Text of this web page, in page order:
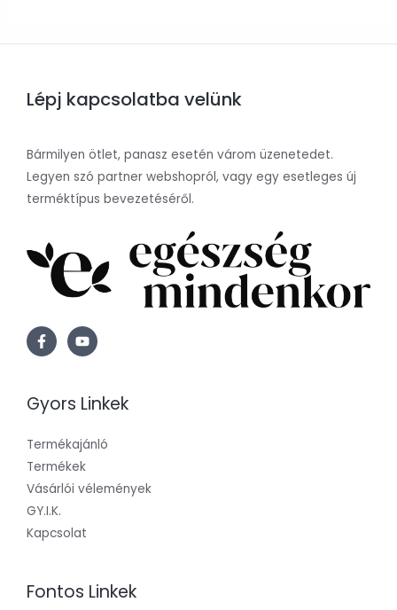
Lépj kapcsolatba velünk
Bármilyen ötlet, panasz esetén várom üzenetedet.
Legyen szó partner webshopról, vagy egy esetleges új
terméktípus bevezetéséről.
Gyors Linkek
Termékajánló
Termékek
Vásárlói vélemények
GY.I.K.
Kapcsolat
Fontos Linkek